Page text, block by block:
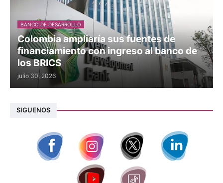
BANCO DE DESARROLLO
Colombia ampliaría sus fuentes de
financiamiento con ingreso al banco de
los BRICS
julio 30, 2026
SIGUENOS